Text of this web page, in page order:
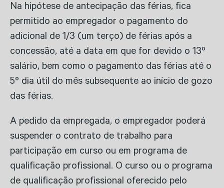
Na hipótese de antecipação das férias, fica
permitido ao empregador o pagamento do
adicional de 1/3 (um terço) de férias após a
concessão, até a data em que for devido o 13º
salário, bem como o pagamento das férias até o
5º dia útil do mês subsequente ao início de gozo
das férias.
A pedido da empregada, o empregador poderá
suspender o contrato de trabalho para
participação em curso ou em programa de
qualificação profissional. O curso ou o programa
de qualificação profissional oferecido pelo